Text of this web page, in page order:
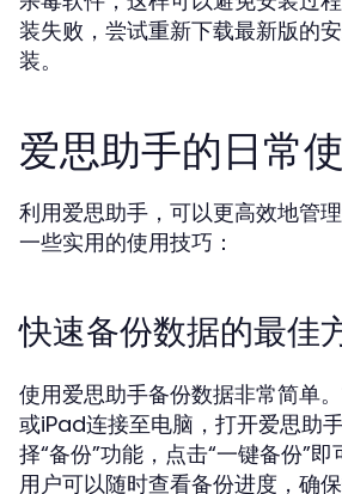
装失败，尝试重新下载最新版的
装。
爱思助手的日常
利用爱思助手，可以更高效地管
一些实用的使用技巧：
快速备份数据的最佳
使用爱思助手备份数据非常简单
或iPad连接至电脑，打开爱思助
择“备份”功能，点击“一键备份”即
用户可以随时查看备份进度，确保